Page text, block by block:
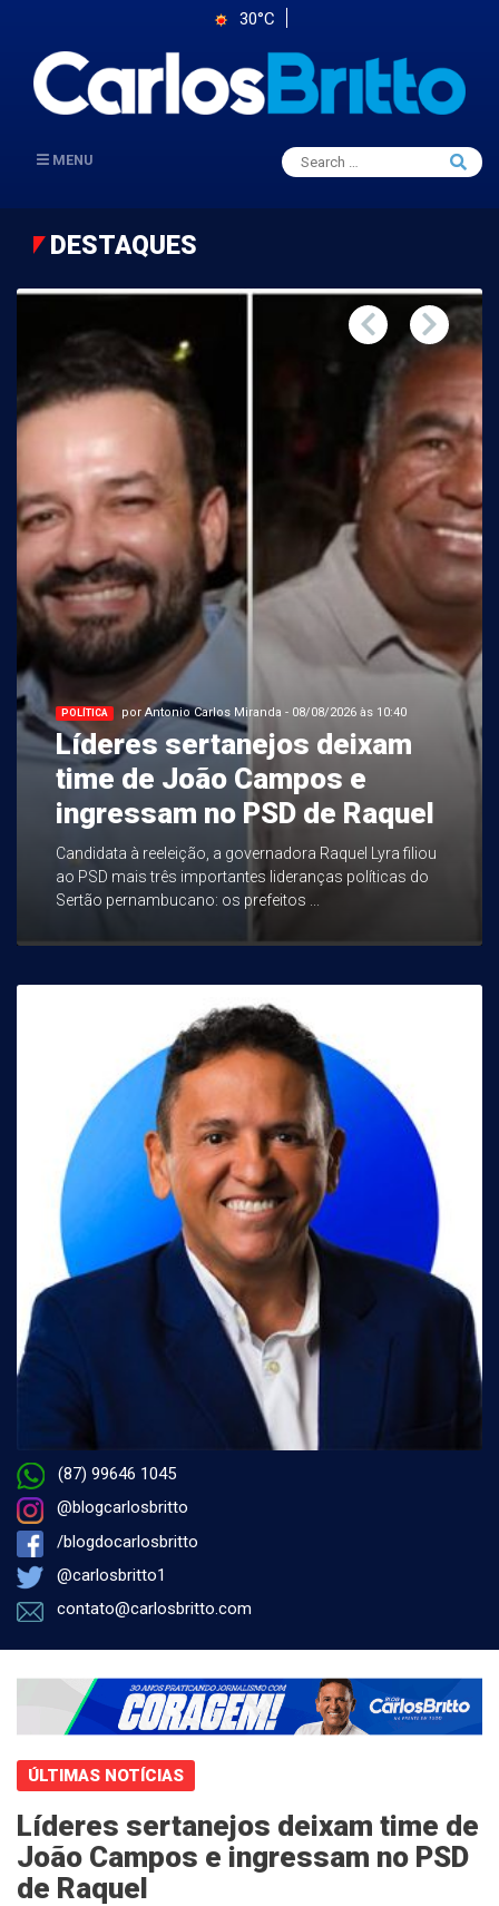
30°C
MENU
Search
for:
Search
DESTAQUES
POLÍTICA por Antonio Carlos Miranda - 08/08/2026 às 10:40
Líderes sertanejos deixam
time de João Campos e
ingressam no PSD de Raquel
Candidata à reeleição, a governadora Raquel Lyra filiou
ao PSD mais três importantes lideranças políticas do
Sertão pernambucano: os prefeitos ...
(87) 99646 1045
@blogcarlosbritto
/blogdocarlosbritto
@carlosbritto1
contato@carlosbritto.com
ÚLTIMAS NOTÍCIAS
Líderes sertanejos deixam time de
João Campos e ingressam no PSD
de Raquel